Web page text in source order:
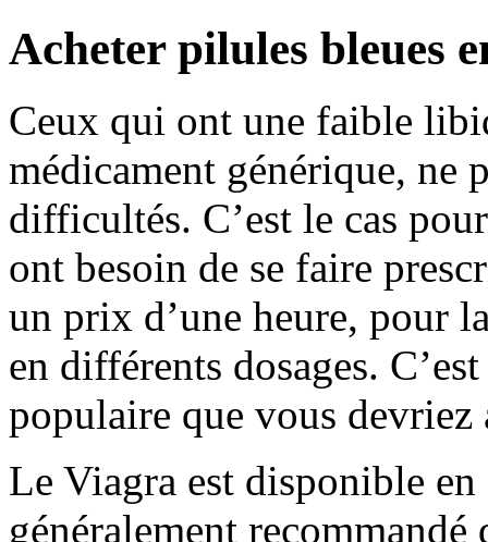
Acheter pilules bleues
Ceux qui ont une faible
médicament générique, ne
difficultés. C’est le cas
ont besoin de se faire
un prix d’une heure, pour
en différents dosages.
populaire que vous devriez
Le Viagra est disponible
généralement